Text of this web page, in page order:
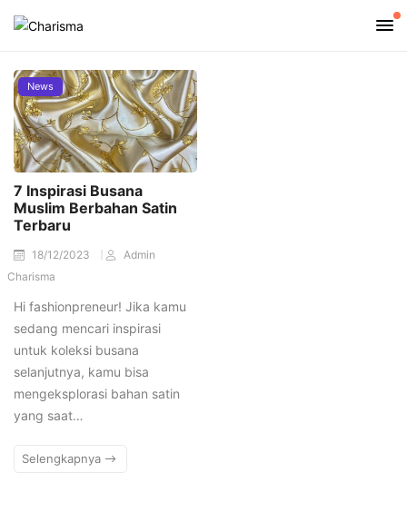
News
7 Inspirasi Busana
Muslim Berbahan Satin
Terbaru
18/12/2023
Admin
Charisma
Hi fashionpreneur! Jika kamu
sedang mencari inspirasi
untuk koleksi busana
selanjutnya, kamu bisa
mengeksplorasi bahan satin
yang saat…
Selengkapnya